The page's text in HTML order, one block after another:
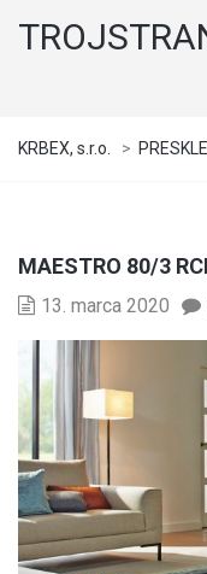
KRBEX, s.r.o. >
MAESTRO 80/3
13. marca 2020